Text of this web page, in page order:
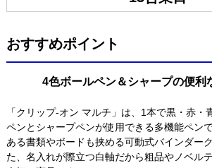
おすすめポイント
4色ボールペン＆シャープの便利
「クリップ-オン マルチ」は、1本で黒・赤・
ペンとシャープペンが使用できる多機能ペン
ある書類やボードも挟める可動式バインダー
た、名入れが際立つ白軸だから粗品やノベル